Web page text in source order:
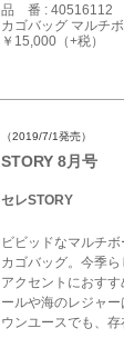
品 番 : 40516112
カゴバッグ マルチ
￥15,000（+税）
（2019/7/1発売）
STORY 8月号
セレSTORY
ビビッドなマルチ
カゴバッグ。今季
アクセントにおす
ールや海のレジャ
ウンユースでも、存